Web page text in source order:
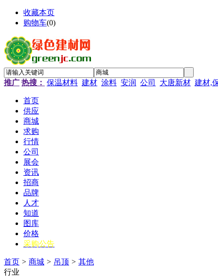
收藏本页
购物车(0)
推广 热搜： 保温材料 建材 涂料 安润 公司 大唐新材 建材,
首页
供应
商城
求购
行情
公司
展会
资讯
招商
品牌
人才
知道
图库
价格
采购公告
首页 > 商城 > 吊顶 > 其他
行业